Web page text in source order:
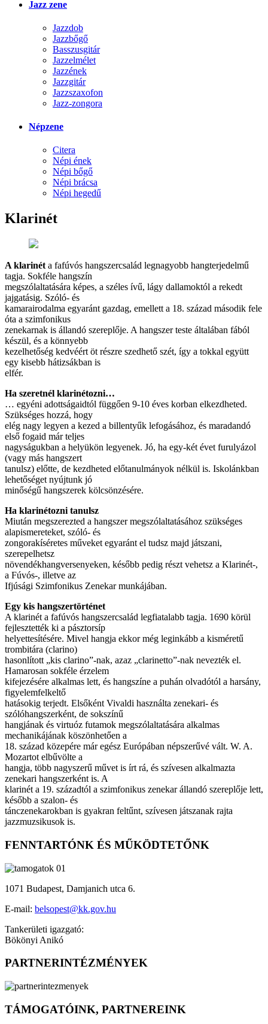
Jazz zene
Jazzdob
Jazzbőgő
Basszusgitár
Jazzelmélet
Jazzének
Jazzgitár
Jazzszaxofon
Jazz-zongora
Népzene
Citera
Népi ének
Népi bőgő
Népi brácsa
Népi hegedű
Klarinét
A klarinét a fafúvós hangszercsalád legnagyobb hangterjedelmű
tagja. Sokféle hangszín
megszólaltatására képes, a széles ívű, lágy dallamoktól a rekedt
jajgatásig. Szóló- és
kamarairodalma egyaránt gazdag, emellett a 18. század második fele
óta a szimfonikus
zenekarnak is állandó szereplője. A hangszer teste általában fából
készül, és a könnyebb
kezelhetőség kedvéért öt részre szedhető szét, így a tokkal együtt
egy kisebb hátizsákban is
elfér.
Ha szeretnél klarinétozni…
… egyéni adottságaidtól függően 9-10 éves korban elkezdheted.
Szükséges hozzá, hogy
elég nagy legyen a kezed a billentyűk lefogásához, és maradandó
első fogaid már teljes
nagyságukban a helyükön legyenek. Jó, ha egy-két évet furulyázol
(vagy más hangszert
tanulsz) előtte, de kezdheted előtanulmányok nélkül is. Iskolánkban
lehetőséget nyújtunk jó
minőségű hangszerek kölcsönzésére.
Ha klarinétozni tanulsz
Miután megszerezted a hangszer megszólaltatásához szükséges
alapismereteket, szóló- és
zongorakíséretes műveket egyaránt el tudsz majd játszani,
szerepelhetsz
növendékhangversenyeken, később pedig részt vehetsz a Klarinét-,
a Fúvós-, illetve az
Ifjúsági Szimfonikus Zenekar munkájában.
Egy kis hangszertörténet
A klarinét a fafúvós hangszercsalád legfiatalabb tagja. 1690 körül
fejlesztették ki a pásztorsíp
helyettesítésére. Mivel hangja ekkor még leginkább a kisméretű
trombitára (clarino)
hasonlított „kis clarino”-nak, azaz „clarinetto”-nak nevezték el.
Hamarosan sokféle érzelem
kifejezésére alkalmas lett, és hangszíne a puhán olvadótól a harsány,
figyelemfelkeltő
hatásokig terjedt. Elsőként Vivaldi használta zenekari- és
szólóhangszerként, de sokszínű
hangjának és virtuóz futamok megszólaltatására alkalmas
mechanikájának köszönhetően a
18. század közepére már egész Európában népszerűvé vált. W. A.
Mozartot elbűvölte a
hangja, több nagyszerű művet is írt rá, és szívesen alkalmazta
zenekari hangszerként is. A
klarinét a 19. századtól a szimfonikus zenekar állandó szereplője lett,
később a szalon- és
tánczenekarokban is gyakran feltűnt, szívesen játszanak rajta
jazzmuzsikusok is.
FENNTARTÓNK ÉS MŰKÖDTETŐNK
1071 Budapest, Damjanich utca 6.
E-mail: belsopest@kk.gov.hu
Tankerületi igazgató:
Bökönyi Anikó
PARTNERINTÉZMÉNYEK
TÁMOGATÓINK, PARTNEREINK